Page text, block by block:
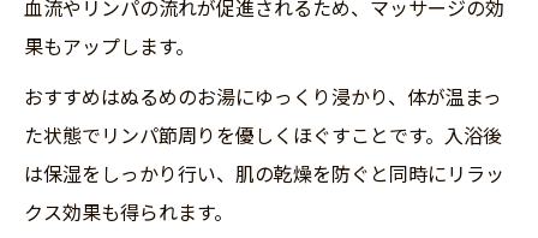
血流やリンパの流れが促進されるため、マッサージの効
果もアップします。
おすすめはぬるめのお湯にゆっくり浸かり、体が温まっ
た状態でリンパ節周りを優しくほぐすことです。入浴後
は保湿をしっかり行い、肌の乾燥を防ぐと同時にリラッ
クス効果も得られます。